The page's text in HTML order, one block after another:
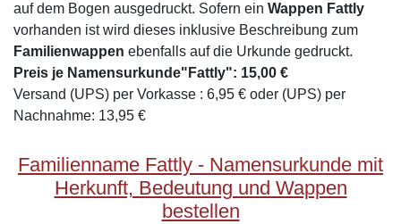
auf dem Bogen ausgedruckt. Sofern ein Wappen Fattly
vorhanden ist wird dieses inklusive Beschreibung zum
Familienwappen ebenfalls auf die Urkunde gedruckt.
Preis je Namensurkunde"Fattly": 15,00 €
Versand (UPS) per Vorkasse : 6,95 € oder (UPS) per
Nachnahme: 13,95 €
Familienname Fattly - Namensurkunde mit
Herkunft, Bedeutung und Wappen
bestellen